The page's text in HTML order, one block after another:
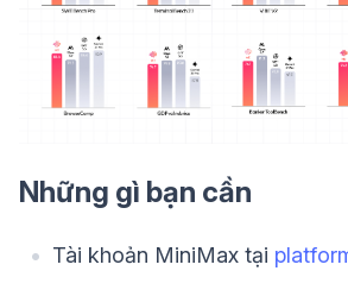
Những gì bạn cần
Tài khoản MiniMax tại